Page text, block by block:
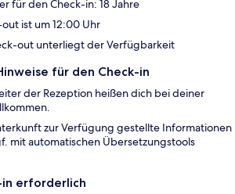
für den Check-in: 18 Jahre
ist um 12:00 Uhr
out unterliegt der Verfügbarkeit
für den Check-in
der Rezeption heißen dich bei deiner
zur Verfügung gestellte Informationen
mit automatischen Übersetzungstools
in erforderlich